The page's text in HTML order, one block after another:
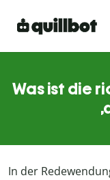
Was ist die
In der